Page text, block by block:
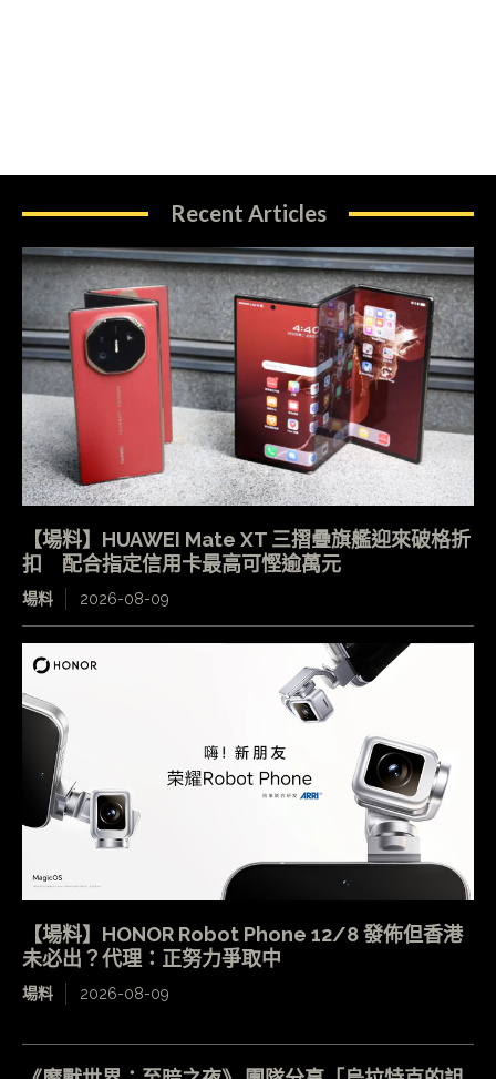
Recent Articles
【場料】HUAWEI Mate XT 三摺疊旗艦迎來破格折
扣 配合指定信用卡最高可慳逾萬元
場料 2026-08-09
【場料】HONOR Robot Phone 12/8 發佈但香港
未必出？代理：正努力爭取中
場料 2026-08-09